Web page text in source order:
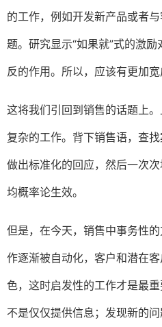
的工作，例如开发新产品或者
题。研究显示“如果就”式的激
反的作用。所以，应该有更加宽
这将我们引回到销售的话题上
复杂的工作。背下销售语，查
做出标准化的回应，然后一次
均概率论生效。
但是，在今天，销售中事务性
作逐渐被自动化，客户和潜在
色，这时启发性的工作才是最
不是仅仅提供信息；发现新的问